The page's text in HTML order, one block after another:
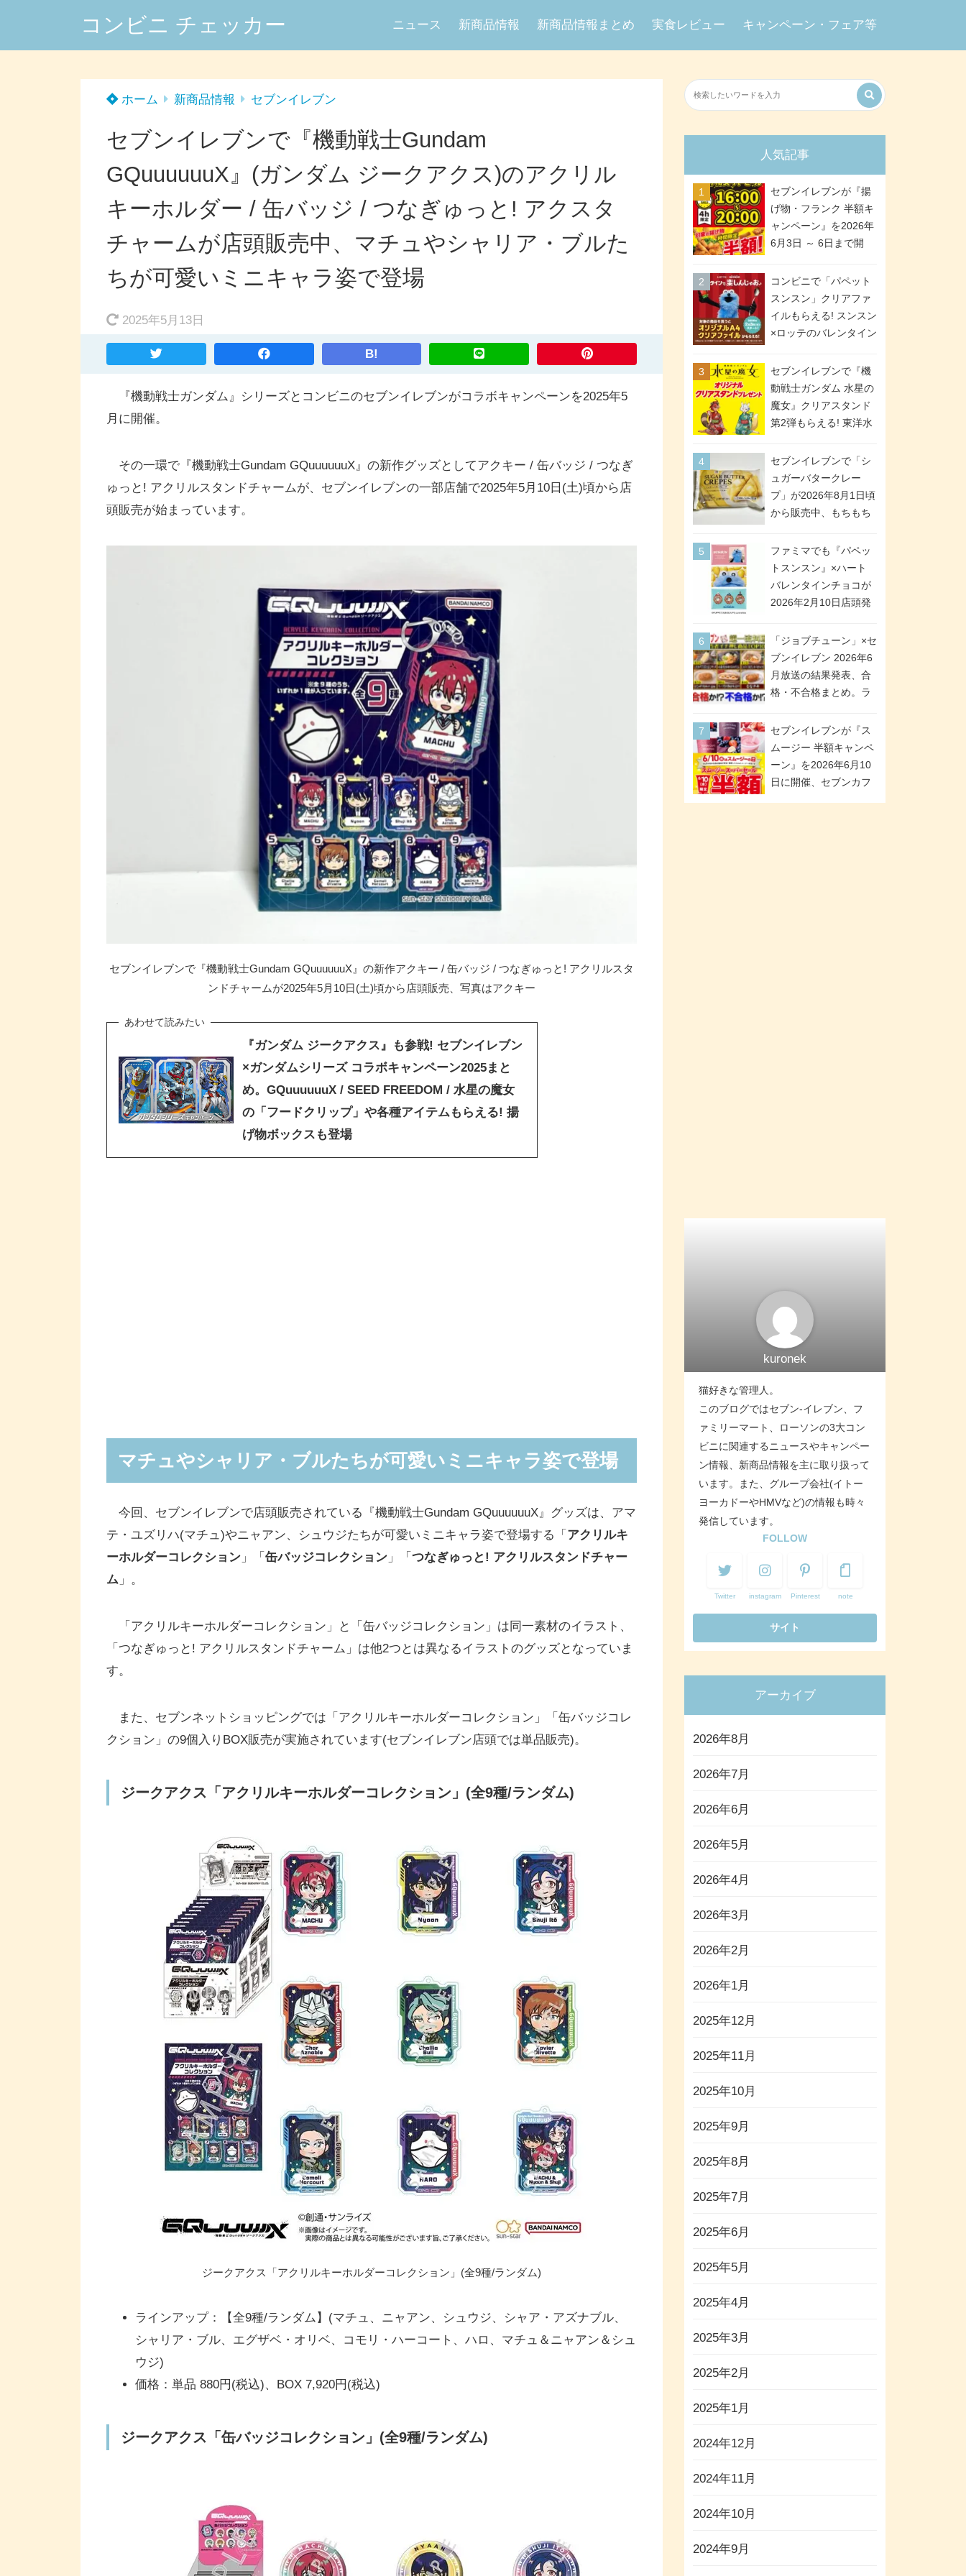
コンビニ チェッカー ニュース 新商品情報 新商品情報まとめ 実食レビュー キャンペーン・フェア等
ホーム 新商品情報 セブンイレブン
セブンイレブンで『機動戦士Gundam
GQuuuuuuX』(ガンダム ジークアクス)のアクリル
キーホルダー / 缶バッジ / つなぎゅっと! アクスタ
チャームが店頭販売中、マチュやシャリア・ブルた
ちが可愛いミニキャラ姿で登場
2025年5月13日
B!
『機動戦士ガンダム』シリーズとコンビニのセブンイレブンがコラボキャンペーンを2025年5
月に開催。
その一環で『機動戦士Gundam GQuuuuuuX』の新作グッズとしてアクキー / 缶バッジ / つなぎ
ゅっと! アクリルスタンドチャームが、セブンイレブンの一部店舗で2025年5月10日(土)頃から店
頭販売が始まっています。
セブンイレブンで『機動戦士Gundam GQuuuuuuX』の新作アクキー / 缶バッジ / つなぎゅっと! アクリルスタ
ンドチャームが2025年5月10日(土)頃から店頭販売、写真はアクキー
『ガンダム ジークアクス』も参戦! セブンイレブン
×ガンダムシリーズ コラボキャンペーン2025まと
め。GQuuuuuuX / SEED FREEDOM / 水星の魔女
の「フードクリップ」や各種アイテムもらえる! 揚
げ物ボックスも登場
マチュやシャリア・ブルたちが可愛いミニキャラ姿で登場
今回、セブンイレブンで店頭販売されている『機動戦士Gundam GQuuuuuuX』グッズは、アマ
テ・ユズリハ(マチュ)やニャアン、シュウジたちが可愛いミニキャラ姿で登場する「 アクリルキ
ーホルダーコレクション 」「 缶バッジコレクション 」「 つなぎゅっと! アクリルスタンドチャー
ム 」。
「アクリルキーホルダーコレクション」と「缶バッジコレクション」は同一素材のイラスト、
「つなぎゅっと! アクリルスタンドチャーム」は他2つとは異なるイラストのグッズとなっていま
す。
また、セブンネットショッピングでは「アクリルキーホルダーコレクション」「缶バッジコレ
クション」の9個入りBOX販売が実施されています(セブンイレブン店頭では単品販売)。
ジークアクス「アクリルキーホルダーコレクション」(全9種/ランダム)
ジークアクス「アクリルキーホルダーコレクション」(全9種/ランダム)
ラインアップ：【全9種/ランダム】(マチュ、ニャアン、シュウジ、シャア・アズナブル、
シャリア・ブル、エグザベ・オリベ、コモリ・ハーコート、ハロ、マチュ＆ニャアン＆シュ
ウジ)
価格：単品 880円(税込)、BOX 7,920円(税込)
ジークアクス「缶バッジコレクション」(全9種/ランダム)
人気記事
セブンイレブンが『揚
げ物・フランク 半額キ
ャンペーン』を2026年
6月3日 ～ 6日まで開
などが「揚げ物スーパ
ーセール」でお得に! 各
日16:00 ～ 20:00の4時
間限定で実施。ななチ
メリカンドッグが税抜
き69円!
コンビニで「パペット
スンスン」クリアファ
イルもらえる! スンスン
×ロッテのバレンタイン
スタート。セブン、フ
ァミマ、ローソンの3社
で異なるデザイン＆対
象商品
セブンイレブンで『機
動戦士ガンダム 水星の
魔女』クリアスタンド
第2弾もらえる! 東洋水
ペーンが2026年5月26
日スタート。浴衣＆た
ぬき・キツネ姿のスレ
ッタ / ミオリネ / グエ
号・5号) / シャディク
ドになって登場!
セブンイレブンで「シ
ュガーバタークレー
プ」が2026年8月1日頃
から販売中、もちもち
シュガー＆バターをレ
ンジアップで手軽に楽
しめる冷凍食品。2個入
り
ファミマでも『パペッ
トスンスン』×ハート
バレンタインチョコが
2026年2月10日店頭発
チョコ」「チョコ缶」
「ツインギフト」が登
場
「ジョブチューン」×セ
ブンイレブン 2026年6
月放送の結果発表、合
格・不合格まとめ。ラ
合格「金のハンバー
グ」。満場一致合格数
は6商品、合格数は2商
品。TVerでの見逃し配
セブンイレブンが『ス
ムージー 半額キャンペ
ーン』を2026年6月10
日に開催、セブンカフ
kuronek
猫好きな管理人。
このブログではセブン-イレブン、フ
ァミリーマート、ローソンの3大コン
ビニに関連するニュースやキャンペー
ン情報、新商品情報を主に取り扱って
います。また、グループ会社(イトー
ヨーカドーやHMVなど)の情報も時々
発信しています。
FOLLOW
Twitter instagram Pinterest note
アーカイブ
2026年8月
2026年7月
2026年6月
2026年5月
2026年4月
2026年3月
2026年2月
2026年1月
2025年12月
2025年11月
2025年10月
2025年9月
2025年8月
2025年7月
2025年6月
2025年5月
2025年4月
2025年3月
2025年2月
2025年1月
2024年12月
2024年11月
2024年10月
2024年9月